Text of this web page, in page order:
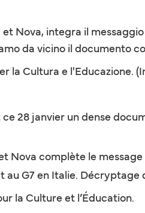
Nova, integra il
da vicino il documento
la Cultura e l'Educazione.
28 janvier un dense
Nova complète le
au G7 en Italie. Décryptage
la Culture et l’Éducation.